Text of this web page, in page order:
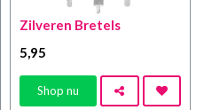
Zilveren Bretels
5 ,95
Shop nu